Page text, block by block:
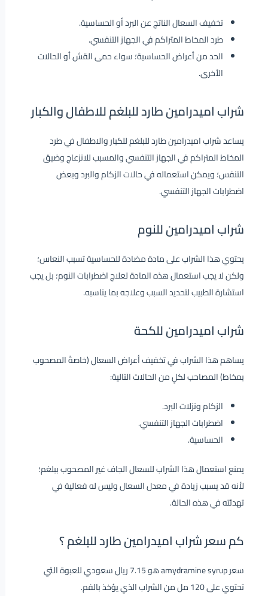
تخفيف السعال الناتج عن البرد أو الحساسية.
طرد المخاط المتراكم في الجهاز التنفسي.
الحد من أعراض الحساسية؛ سواء حمى القش أو الحالات
الأخرى.
شراب اميدرامين طارد للبلغم للاطفال والكبار
يساعد شراب اميدرامين طارد للبلغم للكبار والاطفال في طرد
المخاط المتراكم في الجهاز التنفسي والمسبب للانزعاج وضيق
التنفس؛ ويمكن استعماله في حالات الزكام والبرد وبعض
اضطرابات الجهاز التنفسي.
شراب اميدرامين للنوم
يحتوي هذا الشراب على مادة مضادة للحساسية تسبب النعاس؛
ولكن لا يجب استعمال هذه المادة لعلاج اضطرابات النوم؛ بل يجب
استشارة الطبيب لتحديد السبب وعلاجه بما يناسبه.
شراب اميدرامين للكحة
يساهم هذا الشراب في تخفيف أعراض السعال (خاصةً المصحوب
بمخاط) المصاحب لكلٍ من الحالات التالية:
الزكام ونزلات البرد.
اضطرابات الجهاز التنفسي.
الحساسية.
يمنع استعمال هذا الشراب للسعال الجاف غير المصحوب ببلغم؛
لأنه قد يسبب زيادة في معدل السعال وليس له فعالية في
تهدئته في هذه الحالة.
كم سعر شراب اميدرامين طارد للبلغم ؟
سعر amydramine syrup هو 7.15 ريال سعودي للعبوة التي
تحتوي على 120 مل من الشراب الذي يؤخذ بالفم.